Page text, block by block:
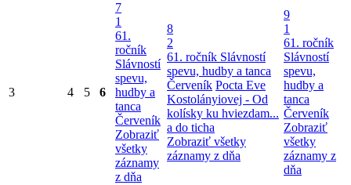
3 4 5 6
7
1
61.
ročník
Slávností
spevu,
hudby a
tanca
Červeník
Zobraziť
všetky
záznamy
z dňa
8
2
61. ročník Slávností
spevu, hudby a tanca
Červeník Pocta Eve
Kostolányiovej - Od
kolísky ku hviezdam...
a do ticha
Zobraziť všetky
záznamy z dňa
9
1
61. ročník
Slávností
spevu,
hudby a
tanca
Červeník
Zobraziť
všetky
záznamy z
dňa